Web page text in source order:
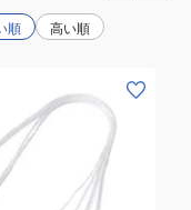
順 高い順